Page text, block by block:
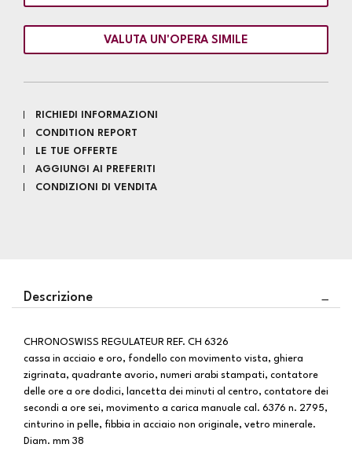
VALUTA UN'OPERA SIMILE
RICHIEDI INFORMAZIONI
CONDITION REPORT
LE TUE OFFERTE
AGGIUNGI AI PREFERITI
CONDIZIONI DI VENDITA
Descrizione
CHRONOSWISS REGULATEUR REF. CH 6326
cassa in acciaio e oro, fondello con movimento vista, ghiera
zigrinata, quadrante avorio, numeri arabi stampati, contatore
delle ore a ore dodici, lancetta dei minuti al centro, contatore dei
secondi a ore sei, movimento a carica manuale cal. 6376 n. 2795,
cinturino in pelle, fibbia in acciaio non originale, vetro minerale.
Diam. mm 38